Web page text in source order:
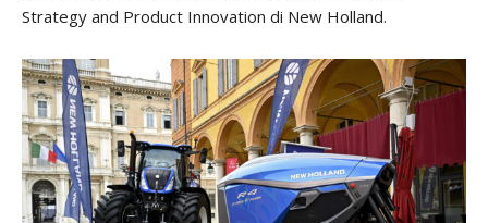
Strategy and Product Innovation di New Holland.